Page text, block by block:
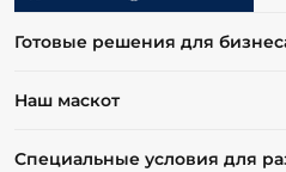
Готовые решения для
Наш маскот
Специальные условия для